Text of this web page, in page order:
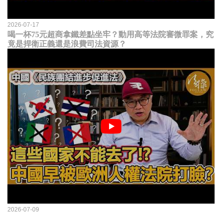
2026-07-17
喝一杯75元超商拿鐵差點坐牢？動用高等法院審微罪案，究
竟是捍衛正義還是浪費司法資源？
2026-07-09